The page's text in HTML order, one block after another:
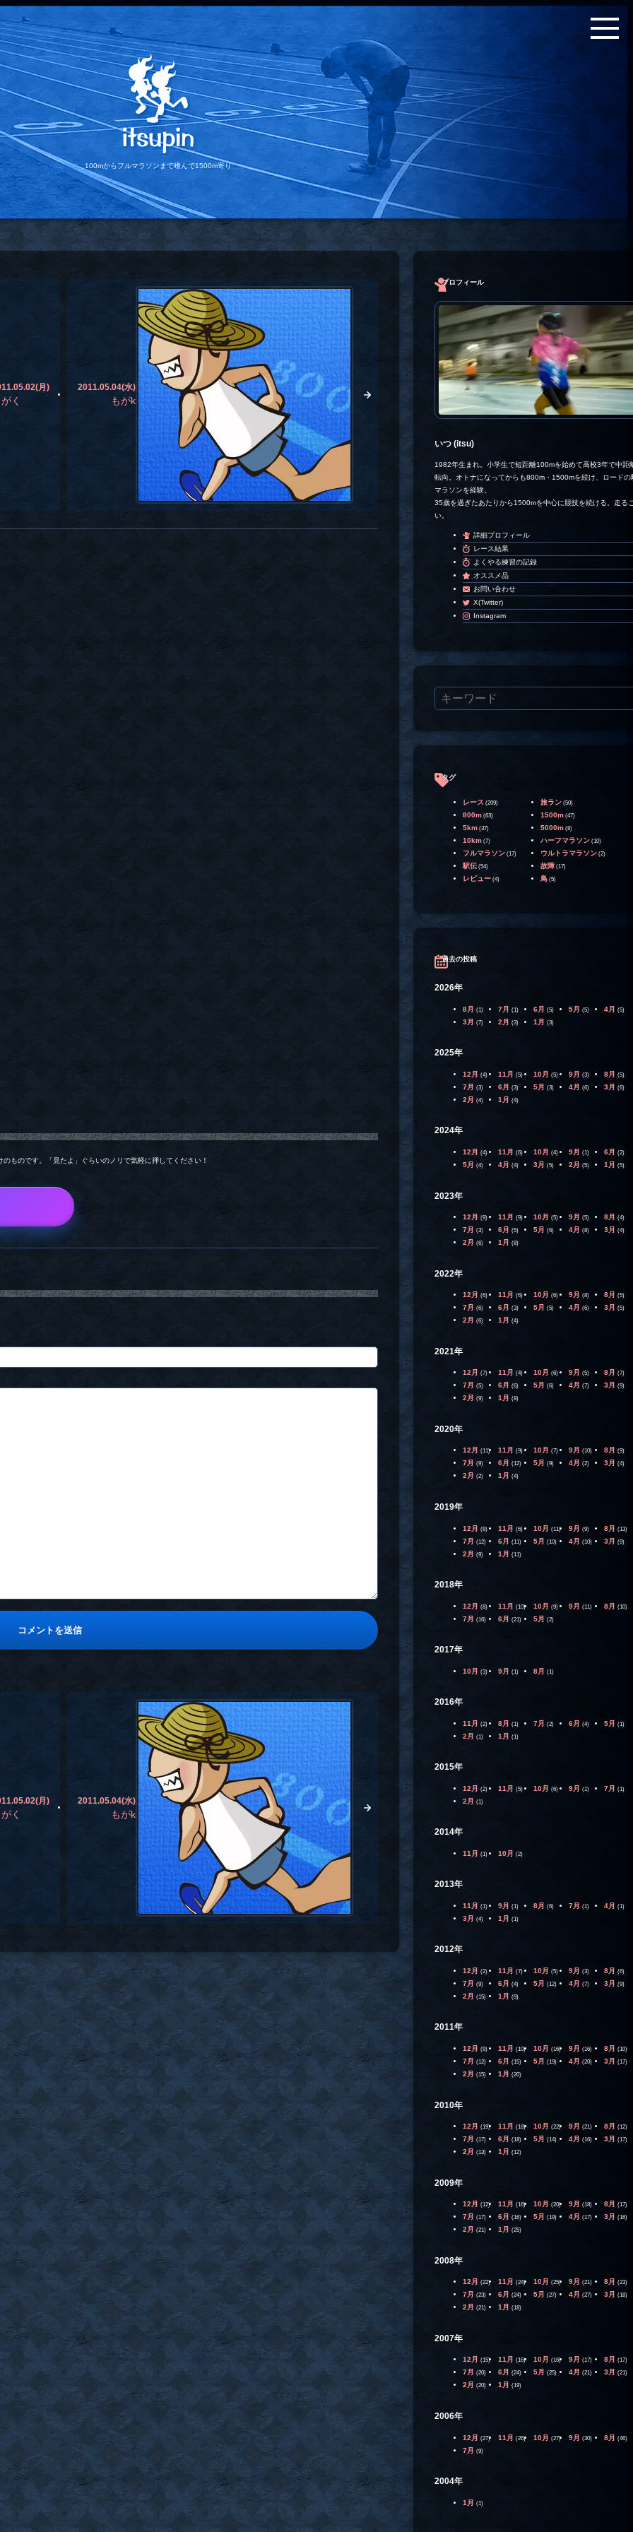
100mからフルマラソンまで嗜んで1500m寄り
月)
く
2011.05.04(水)
もがk
ものです。「見たよ」ぐらいのノリで気軽に押してください！
月)
く
2011.05.04(水)
もがk
プロフィール
いつ (itsu)
1982年生まれ。小学生で短距離100mを始めて高校3年で中距
転向。オトナになってからも800m・1500mを続け、ロードの
マラソンを経験。
35歳を過ぎたあたりから1500mを中心に競技を続ける。走る
い。
詳細プロフィール
レース結果
よくやる練習の記録
オススメ品
お問い合わせ
X(Twitter)
Instagram
タグ
レース (209) 旅ラン (50)
800m (63) 1500m (47)
5km (37) 5000m (8)
10km (7) ハーフマラソン (10)
フルマラソン (17) ウルトラマラソン (2)
駅伝 (54) 故障 (17)
レビュー (4) 鳥 (5)
過去の投稿
2026年
8月 (1) 7月 (1) 6月 (5) 5月 (5) 4月 (5)
3月 (7) 2月 (3) 1月 (3)
2025年
12月 (4) 11月 (5) 10月 (5) 9月 (3) 8月 (5)
7月 (3) 6月 (3) 5月 (3) 4月 (6) 3月 (6)
2月 (4) 1月 (4)
2024年
12月 (4) 11月 (6) 10月 (4) 9月 (1) 6月 (2)
5月 (4) 4月 (4) 3月 (5) 2月 (5) 1月 (5)
2023年
12月 (9) 11月 (9) 10月 (5) 9月 (5) 8月 (4)
7月 (3) 6月 (5) 5月 (6) 4月 (8) 3月 (4)
2月 (6) 1月 (8)
2022年
12月 (6) 11月 (6) 10月 (6) 9月 (8) 8月 (5)
7月 (6) 6月 (3) 5月 (5) 4月 (6) 3月 (5)
2月 (6) 1月 (4)
2021年
12月 (7) 11月 (4) 10月 (6) 9月 (5) 8月 (7)
7月 (5) 6月 (6) 5月 (6) 4月 (7) 3月 (9)
2月 (9) 1月 (8)
2020年
12月 (11) 11月 (9) 10月 (7) 9月 (10) 8月 (9)
7月 (9) 6月 (12) 5月 (9) 4月 (2) 3月 (4)
2月 (2) 1月 (4)
2019年
12月 (8) 11月 (6) 10月 (11) 9月 (9) 8月 (13)
7月 (12) 6月 (11) 5月 (10) 4月 (10) 3月 (9)
2月 (9) 1月 (11)
2018年
12月 (8) 11月 (10) 10月 (9) 9月 (11) 8月 (10)
7月 (16) 6月 (21) 5月 (2)
2017年
10月 (3) 9月 (1) 8月 (1)
2016年
11月 (2) 8月 (1) 7月 (2) 6月 (4) 5月 (1)
2月 (1) 1月 (1)
2015年
12月 (2) 11月 (5) 10月 (6) 9月 (1) 7月 (1)
2月 (1)
2014年
11月 (1) 10月 (2)
2013年
11月 (1) 9月 (1) 8月 (6) 7月 (1) 4月 (1)
3月 (4) 1月 (1)
2012年
12月 (2) 11月 (7) 10月 (5) 9月 (3) 8月 (6)
7月 (9) 6月 (4) 5月 (12) 4月 (7) 3月 (9)
2月 (15) 1月 (9)
2011年
12月 (9) 11月 (10) 10月 (16) 9月 (16) 8月 (10)
7月 (12) 6月 (15) 5月 (19) 4月 (20) 3月 (17)
2月 (15) 1月 (20)
2010年
12月 (19) 11月 (18) 10月 (22) 9月 (21) 8月 (12)
7月 (17) 6月 (18) 5月 (14) 4月 (16) 3月 (17)
2月 (13) 1月 (12)
2009年
12月 (12) 11月 (16) 10月 (20) 9月 (18) 8月 (17)
7月 (17) 6月 (16) 5月 (19) 4月 (17) 3月 (16)
2月 (21) 1月 (25)
2008年
12月 (22) 11月 (24) 10月 (25) 9月 (21) 8月 (23)
7月 (23) 6月 (24) 5月 (27) 4月 (27) 3月 (18)
2月 (21) 1月 (18)
2007年
12月 (15) 11月 (16) 10月 (16) 9月 (17) 8月 (17)
7月 (20) 6月 (24) 5月 (25) 4月 (21) 3月 (21)
2月 (20) 1月 (19)
2006年
12月 (27) 11月 (26) 10月 (27) 9月 (30) 8月 (46)
7月 (9)
2004年
1月 (1)